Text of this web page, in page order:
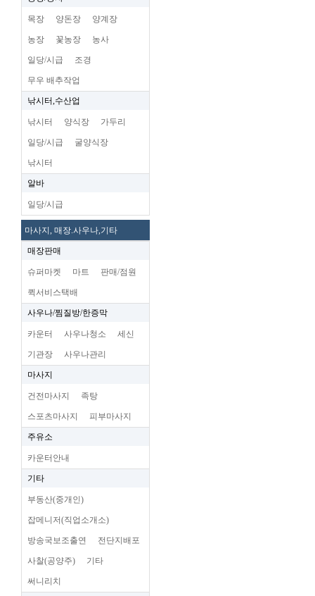
목장 양돈장 양계장
농장 꽃농장 농사
일당/시급 조경
무우 배추작업
낚시터,수산업
낚시터 양식장 가두리
일당/시급 굴양식장
낚시터
알바
일당/시급
마사지, 매장.사우나,기타
매장판매
슈퍼마켓 마트 판매/점원
퀵서비스택배
사우나/찜질방/한증막
카운터 사우나청소 세신
기관장 사우나관리
마사지
건전마사지 족탕
스포츠마사지 피부마사지
주유소
카운터안내
기타
부동산(중개인)
잡메니저(직업소개소)
방송국보조출연 전단지배포
사찰(공양주) 기타
써니리치